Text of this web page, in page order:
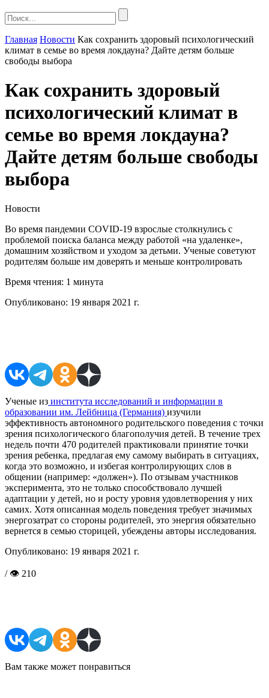
Главная Новости Как сохранить здоровый психологический
климат в семье во время локдауна? Дайте детям больше
свободы выбора
Как сохранить здоровый
психологический климат в
семье во время локдауна?
Дайте детям больше свободы
выбора
Новости
Во время пандемии COVID-19 взрослые столкнулись с
проблемой поиска баланса между работой «на удаленке»,
домашним хозяйством и уходом за детьми. Ученые советуют
родителям больше им доверять и меньше контролировать
Время чтения: 1 минута
Опубликовано: 19 января 2021 г.
Ученые из института исследований и информации в
образовании им. Лейбница (Германия) изучили
эффективность автономного родительского поведения с точки
зрения психологического благополучия детей. В течение трех
недель почти 470 родителей практиковали принятие точки
зрения ребенка, предлагая ему самому выбирать в ситуациях,
когда это возможно, и избегая контролирующих слов в
общении (например: «должен»). По отзывам участников
эксперимента, это не только способствовало лучшей
адаптации у детей, но и росту уровня удовлетворения у них
самих. Хотя описанная модель поведения требует значимых
энергозатрат со стороны родителей, это энергия обязательно
вернется в семью сторицей, убеждены авторы исследования.
Опубликовано: 19 января 2021 г.
/ 👁 210
Вам также может понравиться